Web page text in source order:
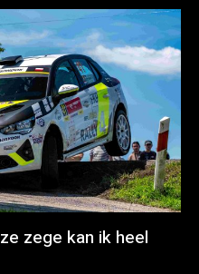
zege kan ik heel